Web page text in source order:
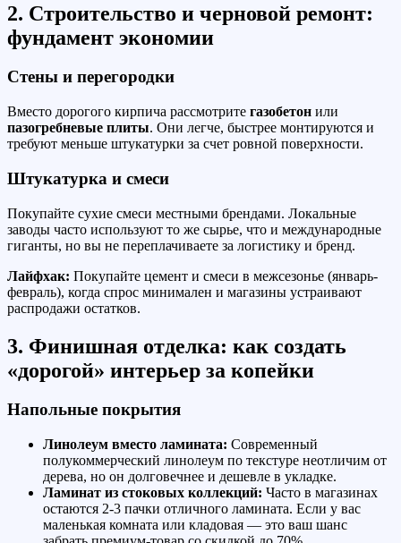
2. Строительство и черновой ремонт:
фундамент экономии
Стены и перегородки
Вместо дорогого кирпича рассмотрите газобетон или
пазогребневые плиты. Они легче, быстрее монтируются и
требуют меньше штукатурки за счет ровной поверхности.
Штукатурка и смеси
Покупайте сухие смеси местными брендами. Локальные
заводы часто используют то же сырье, что и международные
гиганты, но вы не переплачиваете за логистику и бренд.
Лайфхак: Покупайте цемент и смеси в межсезонье (январь-
февраль), когда спрос минимален и магазины устраивают
распродажи остатков.
3. Финишная отделка: как создать
«дорогой» интерьер за копейки
Напольные покрытия
Линолеум вместо ламината: Современный
полукоммерческий линолеум по текстуре неотличим от
дерева, но он долговечнее и дешевле в укладке.
Ламинат из стоковых коллекций: Часто в магазинах
остаются 2-3 пачки отличного ламината. Если у вас
маленькая комната или кладовая — это ваш шанс